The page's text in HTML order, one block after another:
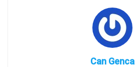
Can Genca